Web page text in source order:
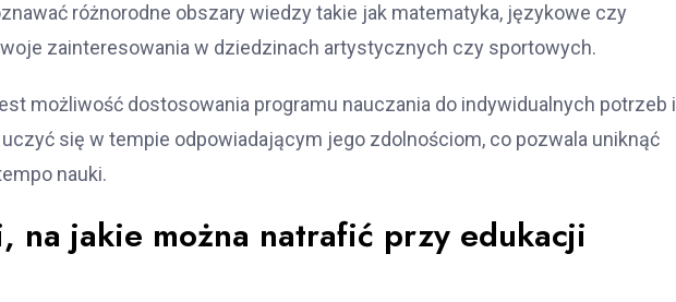
różnorodne obszary wiedzy takie jak matematyka, językowe czy
zainteresowania w dziedzinach artystycznych czy sportowych.
możliwość dostosowania programu nauczania do indywidualnych potrzeb i
się w tempie odpowiadającym jego zdolnościom, co pozwala uniknąć
nauki.
na jakie można natrafić przy edukacji